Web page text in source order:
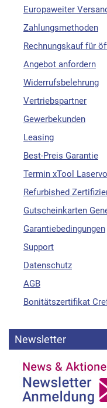
Europaweiter
Zahlungsmethoden
Rechnungskauf für
Angebot anfordern
Widerrufsbelehrung
Vertriebspartner
Gewerbekunden
Leasing
Best-Preis Garantie
Termin xTool
Refurbished
Gutscheinkarten
Garantiebedingungen
Support
Datenschutz
AGB
Bonitätszertifikat
Newsletter